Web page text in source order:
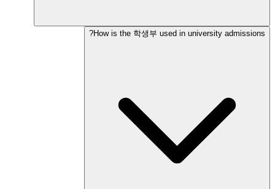
How is the 학생부 used in university admissions?